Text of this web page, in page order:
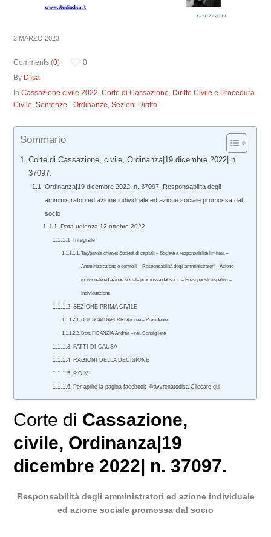
2 MARZO 2023
Comments (0)
0
By D'Isa
InCassazione civile 2022,Corte di Cassazione, Diritto Civile e Procedura
Civile,Sentenze - Ordinanze,Sezioni Diritto
Sommario
Corte di Cassazione, civile, Ordinanza|19 dicembre 2022| n.
37097.
Ordinanza|19 dicembre 2022| n. 37097. Responsabilità degli
amministratori ed azione individuale ed azione sociale promossa dal
socio
Data udienza 12 ottobre 2022
Integrale
Tag/parola chiave: Società di capitali – Società a responsabilità limitata –
Amministrazione e controlli – Responsabilità degli amministratori – Azione
individuale ed azione sociale promossa dal socio – Presupposti rispettivi –
Individuazione
SEZIONE PRIMA CIVILE
Dott. SCALDAFERRI Andrea – Presidente
Dott. FIDANZIA Andrea – rel. Consigliere
FATTI DI CAUSA
RAGIONI DELLA DECISIONE
P.Q.M.
Per aprire la pagina facebook @avvrenatodisa Cliccare qui
Corte di Cassazione,
civile, Ordinanza|19
dicembre 2022| n. 37097.
Responsabilità degli amministratori ed azione individuale
ed azione sociale promossa dal socio